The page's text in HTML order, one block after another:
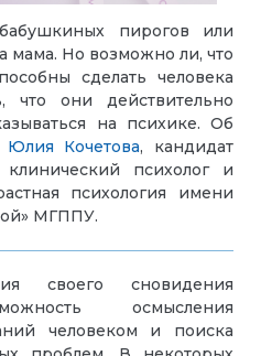
пирогов или
мама. Но возможно ли, что
сделать человека
что они действительно
на психике. Об
Юлия Кочетова, кандидат
клинический психолог и
психология имени
МГППУ.
своего сновидения
осмысления
человеком и поиска